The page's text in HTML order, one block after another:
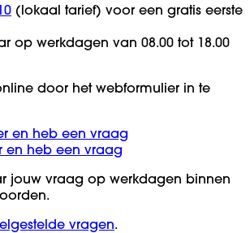
(lokaal tarief) voor een gratis eerste
op werkdagen van 08.00 tot 18.00
door het webformulier in te
en heb een vraag
en heb een vraag
jouw vraag op werkdagen binnen
vragen.